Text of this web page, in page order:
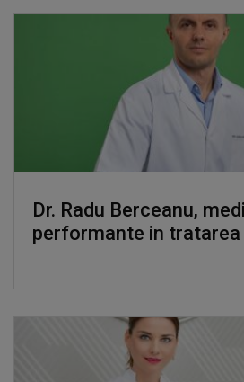
Dr. Radu Berceanu,
performante in tratarea